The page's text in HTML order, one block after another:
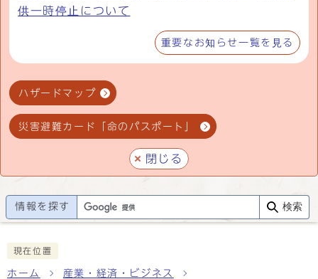
供一時停止について
重要なお知らせ一覧を見る
ハザードマップ
災害避難カード「命のパスポート」
閉じる
情報を探す 検索
現在位置
ホーム 産業・経済・ビジネス